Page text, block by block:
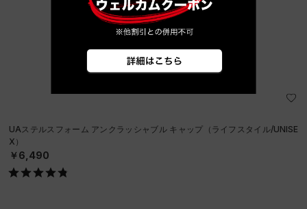
UAステルスフォーム アンクラッシャブル キャップ（ライフスタイル/UNISE
X）
￥6,490